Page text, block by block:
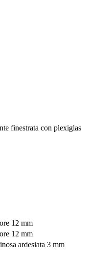
finestrata con plexiglas
12 mm
12 mm
ardesiata 3 mm